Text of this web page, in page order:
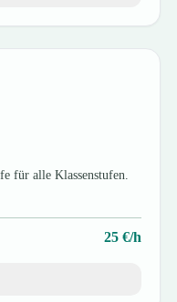
für alle Klassenstufen.
25€/h